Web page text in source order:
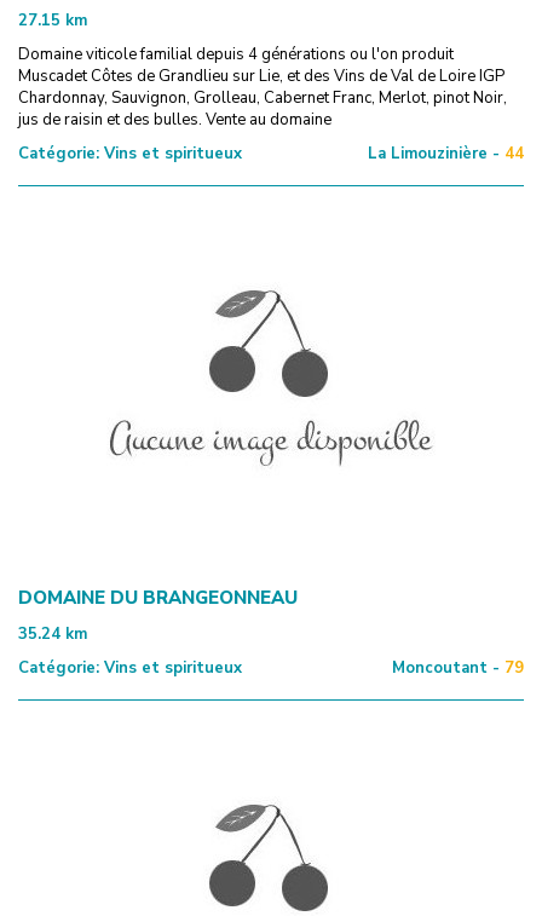
27.15 km
Domaine viticole familial depuis 4 générations ou l'on produit
Muscadet Côtes de Grandlieu sur Lie, et des Vins de Val de Loire IGP
Chardonnay, Sauvignon, Grolleau, Cabernet Franc, Merlot, pinot Noir,
jus de raisin et des bulles. Vente au domaine
Catégorie: Vins et spiritueux La Limouzinière - 44
DOMAINE DU BRANGEONNEAU
35.24 km
Catégorie: Vins et spiritueux Moncoutant - 79